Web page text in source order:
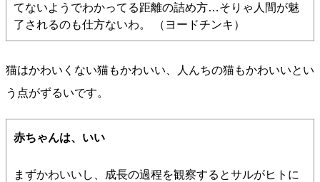
てないようでわかってる距離の詰め方…そりゃ人間が魅
了されるのも仕方ないわ。 （ヨードチンキ）
猫はかわいくない猫もかわいい、人んちの猫もかわいいとい
う点がずるいです。
赤ちゃんは、いい
まずかわいいし、成長の過程を観察するとサルがヒトに